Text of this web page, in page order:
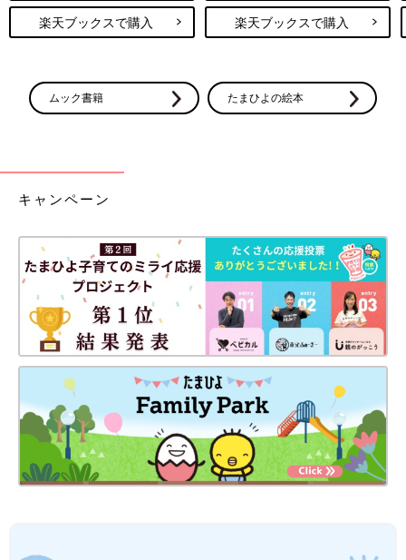
楽天ブックスで購入 楽天ブックスで購入
ムック書籍 たまひよの絵本
キャンペーン